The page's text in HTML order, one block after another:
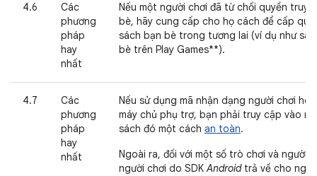
4.6
Các
phương
pháp
hay
nhất
Nếu một người chơi đã từ chối quyền truy
bè, hãy cung cấp cho họ cách để cấp
sách bạn bè trong tương lai (ví dụ như
bè trên Play Games**).
4.7
Các
phương
pháp
hay
nhất
Nếu sử dụng mã nhận dạng người chơi
máy chủ phụ trợ, bạn phải truy cập vào
sách đó một cách an toàn.
Ngoài ra, đối với một số trò chơi và người
người chơi do SDKAndroidtrả về cho